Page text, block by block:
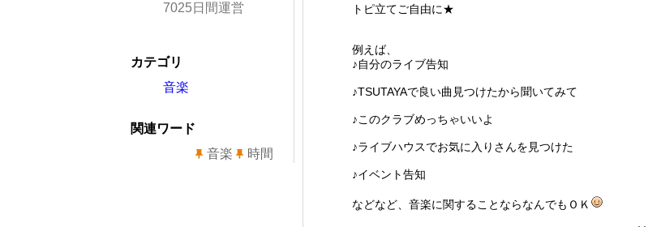
トピ立てご自由に★
例えば、
♪自分のライブ告知
♪TSUTAYAで良い曲見つけたから聞いてみて
♪このクラブめっちゃいいよ
♪ライブハウスでお気に入りさんを見つけた
♪イベント告知
などなど、音楽に関することならなんでもＯＫ
7025日間運営
カテゴリ
音楽
関連ワード
音楽
時間